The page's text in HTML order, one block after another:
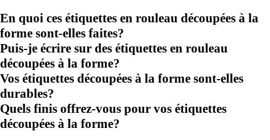
En quoi ces étiquettes en rouleau découpées à la
forme sont-elles faites?
Puis-je écrire sur des étiquettes en rouleau
découpées à la forme?
Vos étiquettes découpées à la forme sont-elles
durables?
Quels finis offrez-vous pour vos étiquettes
découpées à la forme?